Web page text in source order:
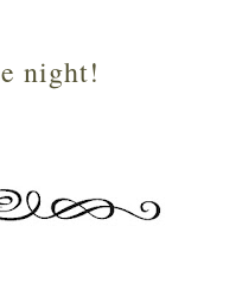
night!